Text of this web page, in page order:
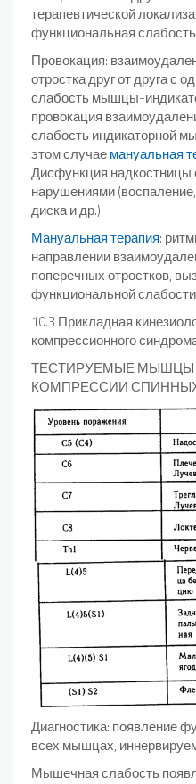
терапевтической
функциональная
Провокация:
отрост­ка друг от друга с
слабость мышцы-
провокация
слабость индикаторной
этом случаемануальная
Дисфункция надкостницы
нарушениями
диска и др.)
Мануальная терапия:
направле­нии
поперечных отростков,
функциональной
10.3 Прикладная
компрессионного
ТЕСТИРУЕМЫЕ МЫШЦЫ
КОМПРЕССИИ
Диагностика: появление
всех мышцах,
Мышечная слабость